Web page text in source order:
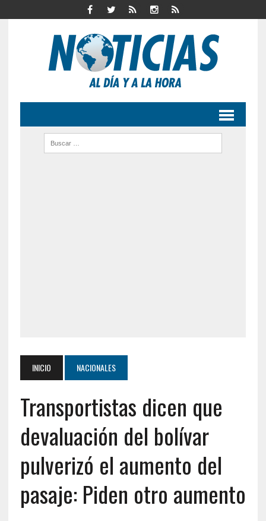
INICIO NACIONALES
Transportistas dicen que
devaluación del bolívar
pulverizó el aumento del
pasaje: Piden otro aumento